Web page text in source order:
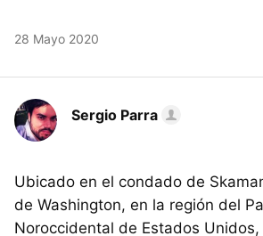
28 Mayo 2020
Sergio Parra
Ubicado en el condado de
de Washington, en la región del
Noroccidental de Estados Unidos,